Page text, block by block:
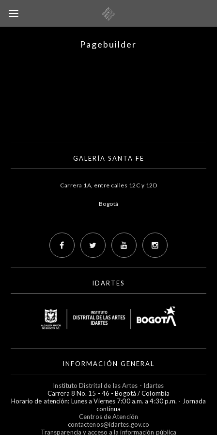
Pagebuilder
GALERÍA SANTA FE
Carrera 1A, entre calles 12C y 12D
Bogotá
IDARTES
INFORMACIÓN GENERAL
Instituto Distrital de las Artes - Idartes
Carrera 8 No. 15 - 46 - Bogotá / Colombia
Horario de atención: Lunes a Viernes 7:00 a.m. a 4:30 p.m. - Jornada
continua
Centros de Atención
contactenos@idartes.gov.co
Transparencia y acceso a la información pública